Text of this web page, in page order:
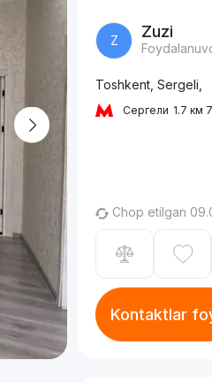
Z Zuzi
Toshkent, Sergeli,
Сергели 1.7 км
Chop etilgan
Kontaktlar